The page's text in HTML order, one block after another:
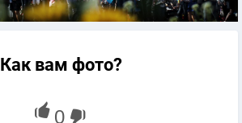
Как вам фото?